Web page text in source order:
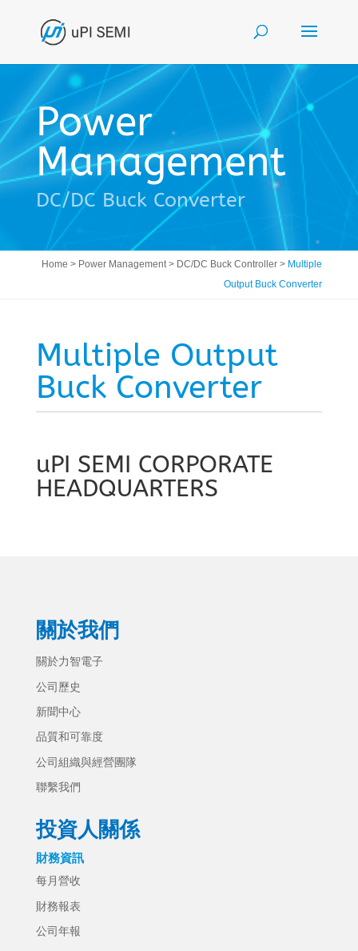
Power
Management
DC/DC Buck Converter
Home > Power Management > DC/DC Buck Controller > Multiple
Output Buck Converter
Multiple Output
Buck Converter
uPI SEMI CORPORATE
HEADQUARTERS
關於我們
關於力智電子
公司歷史
新聞中心
品質和可靠度
公司組織與經營團隊
聯繫我們
投資人關係
財務資訊
每月營收
財務報表
公司年報